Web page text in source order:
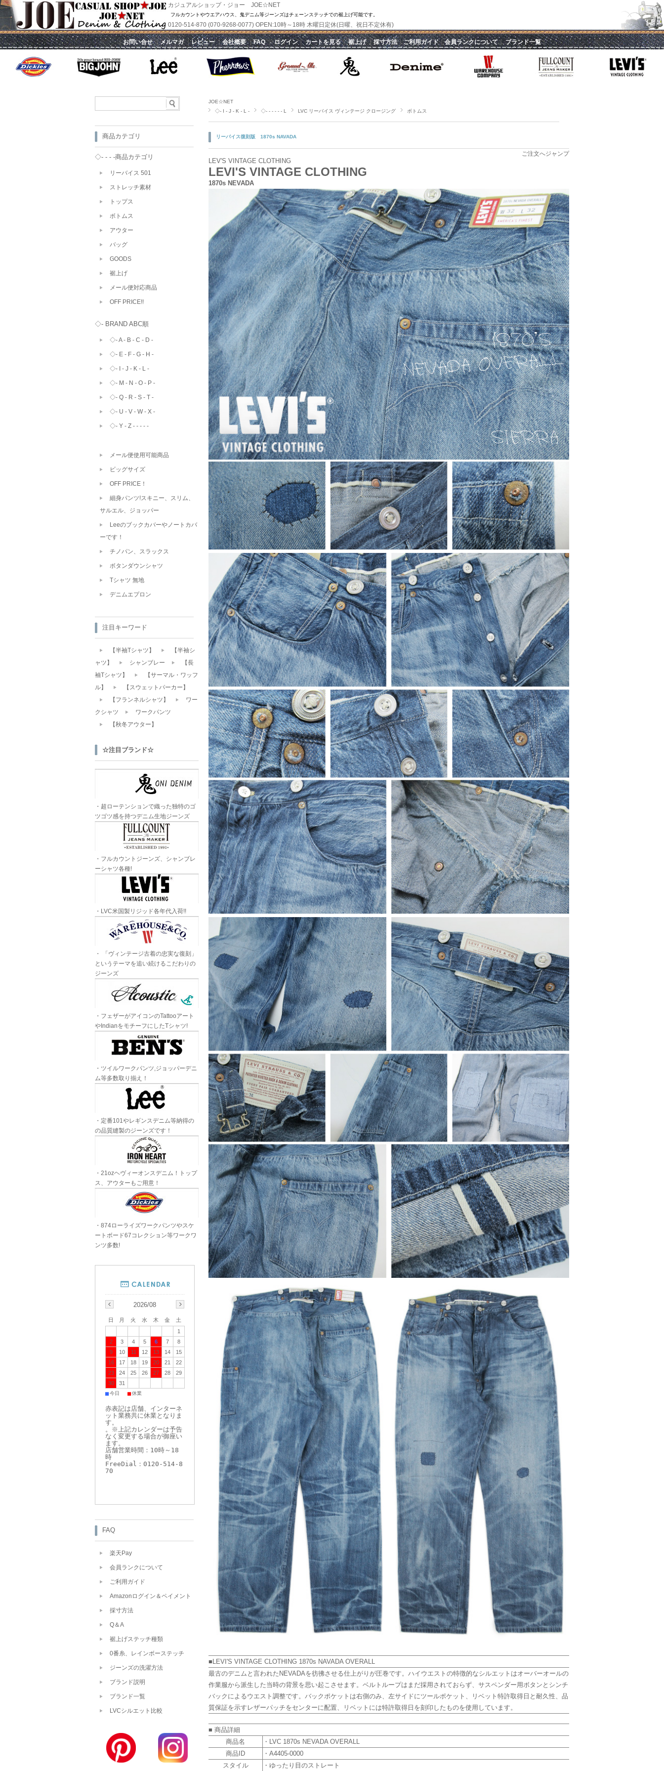
カジュアルショップ・ジョー JOE☆NET
フルカウントやウエアハウス、鬼デニム等ジーンズはチェーンステッチでの裾上げ可能です。
0120-514-870 (070-9268-0077) OPEN:10時～18時 木曜日定休(日曜、祝日不定休有)
｜お問い合せ｜メルマガ｜レビュー｜会社概要｜FAQ｜ログイン｜カートを見る｜裾上げ｜採寸方法｜ご利用ガイド｜会員ランクについて｜ブランド一覧｜
JOE☆NET
◇- I - J - K - L -
◇- - - - - - L LVC リーバイス ヴィンテージ クロージング ボトムス
リーバイス復刻版 1870s NAVADA
ご注文へジャンプ
LEV'S VINTAGE CLOTHING
LEVI'S VINTAGE CLOTHING
1870s NEVADA
■LEVI'S VINTAGE CLOTHING 1870s NAVADA OVERALL
最古のデニムと言われたNEVADAを彷彿させる仕上がりが圧巻です。ハイウエストの特徴的なシルエットはオーバーオールの
作業服から派生した当時の背景を思い起こさせます。ベルトループはまだ採用されておらず、サスペンダー用ボタンとシンチ
バックによるウエスト調整です。バックポケットは右側のみ、左サイドにツールポケット、リベット特許取得日と耐久性、品
質保証を示すレザーパッチをセンターに配置、リベットには特許取得日を刻印したものを使用しています。
■ 商品詳細
商品名
・LVC 1870s NEVADA OVERALL
商品ID
・A4405-0000
スタイル
・ゆったり目のストレート
商品カテゴリ
◇- - - -商品カテゴリ
リーバイス 501
ストレッチ素材
トップス
ボトムス
アウター
バッグ
GOODS
裾上げ
メール便対応商品
OFF PRICE!!
◇- BRAND ABC順
◇- A - B - C - D -
◇- E - F - G - H -
◇- I - J - K - L -
◇- M - N - O - P -
◇- Q - R - S - T -
◇- U - V - W - X -
◇- Y - Z - - - - -
メール便使用可能商品
ビッグサイズ
OFF PRICE！
細身パンツ!スキニー、スリム、
サルエル、ジョッパー
Leeのブックカバーやノートカバ
ーです！
チノパン、スラックス
ボタンダウンシャツ
Tシャツ 無地
デニムエプロン
注目キーワード
【半袖Tシャツ】
【半袖シ
ャツ】
シャンブレー
【長
袖Tシャツ】
【サーマル・ワッフ
ル】
【スウェットパーカー】
【フランネルシャツ】
ワー
クシャツ
ワークパンツ
【秋冬アウター】
☆注目ブランド☆
・超ローテンションで織った独特のゴ
ツゴツ感を持つデニム生地ジーンズ
・フルカウントジーンズ、シャンブレ
ーシャツ各種!
・LVC米国製リジッド各年代入荷!!
・ 「ヴィンテージ古着の忠実な復刻」
というテーマを追い続けるこだわりの
ジーンズ
・フェザーがアイコンのTattooアート
やIndianをモチーフにしたTシャツ!
・ツイルワークパンツ,ジョッパーデニ
ム等多数取り揃え！
・定番101やレギンスデニム等納得の
の品質縫製のジーンズです！
・21ozヘヴィーオンスデニム！トップ
ス、アウターもご用意！
・874ローライズワークパンツやスケ
ートボード67コレクション等ワークワ
ンツ多数!
2026/08
日 月 火 水 木 金
土
1
2
3 4 5 6 7
8
9
10 11 12 13 14
15
16
17 18 19 20 21
22
23
24 25 26 27 28
29
30
31
■今日 ■休業
赤表記は店舗、インターネ
ット業務共に休業となりま
す。
。※上記カレンダーは予告
なく変更する場合が御座い
ます。
店舗営業時間：10時～18
時
FreeDial：0120-514-8
70
FAQ
楽天Pay
会員ランクについて
ご利用ガイド
Amazonログイン＆ペイメント
採寸方法
Q＆A
裾上げステッチ種類
0番糸、レインボーステッチ
ジーンズの洗濯方法
ブランド説明
ブランド一覧
LVCシルエット比較